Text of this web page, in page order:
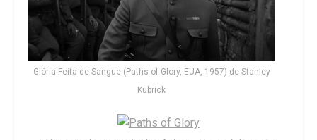
Glória Feita de Sangue (Paths of Glory, EUA, 1957) de Stanley
Kubrick